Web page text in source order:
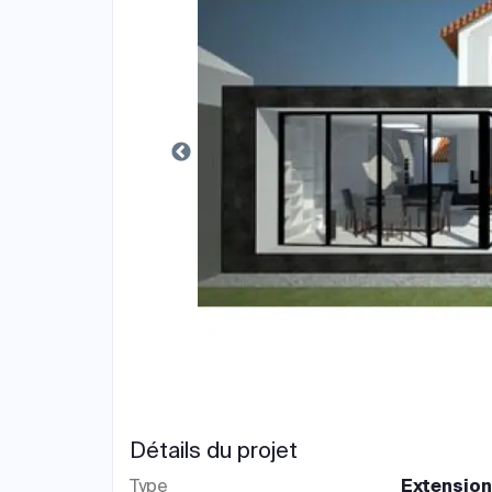
Détails du projet
Type Extension